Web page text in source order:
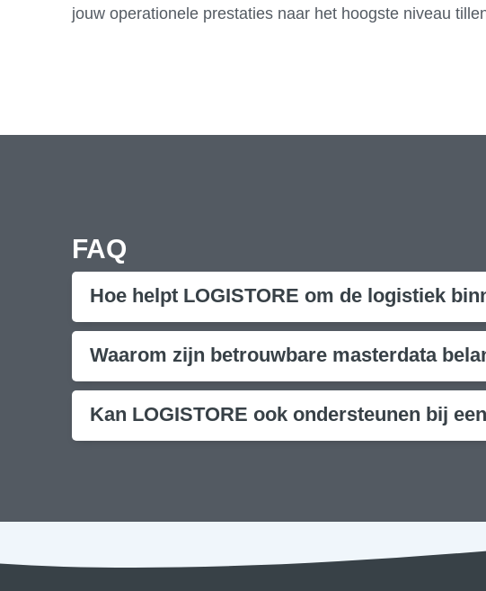
jouw operationele prestaties naar het hoogste niveau
FAQ
Hoe helpt LOGISTORE om de logistiek
Waarom zijn betrouwbare masterdata
Kan LOGISTORE ook ondersteunen bij